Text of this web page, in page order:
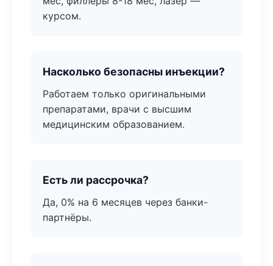
курсом.
Насколько безопасны инъекции?
Работаем только оригинальными
препаратами, врачи с высшим
медицинским образованием.
Есть ли рассрочка?
Да, 0% на 6 месяцев через банки-
партнёры.